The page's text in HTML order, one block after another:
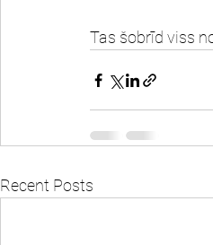
Tas šobrīd viss
Recent Posts